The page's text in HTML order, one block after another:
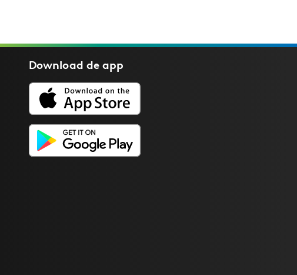
Download deapp